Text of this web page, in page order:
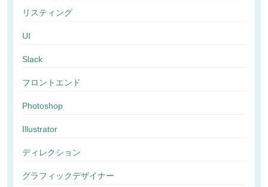
リスティング
UI
Slack
フロントエンド
Photoshop
Illustrator
ディレクション
グラフィックデザイナー